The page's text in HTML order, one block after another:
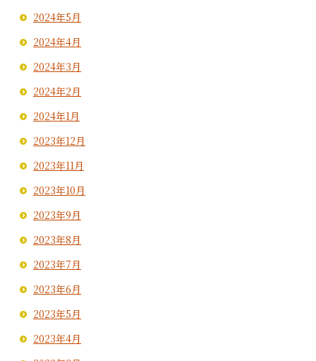
2024年5月
2024年4月
2024年3月
2024年2月
2024年1月
2023年12月
2023年11月
2023年10月
2023年9月
2023年8月
2023年7月
2023年6月
2023年5月
2023年4月